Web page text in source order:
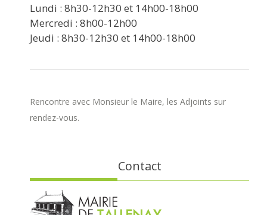
Lundi : 8h30-12h30 et 14h00-18h00
Mercredi : 8h00-12h00
Jeudi : 8h30-12h30 et 14h00-18h00
Rencontre avec Monsieur le Maire, les Adjoints sur
rendez-vous.
Contact